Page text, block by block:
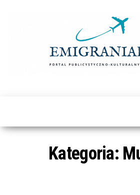
Kategoria: